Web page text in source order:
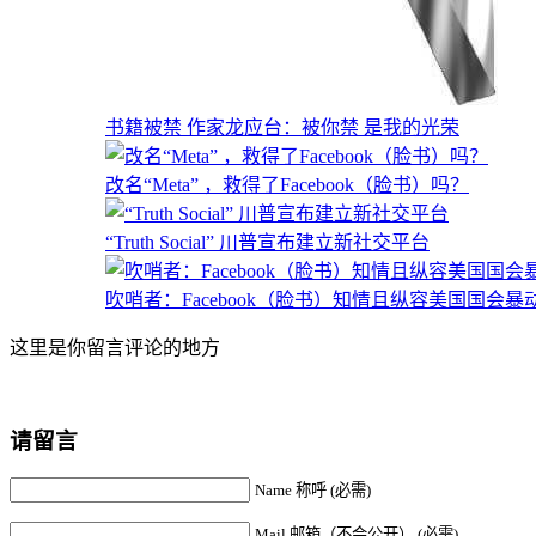
书籍被禁 作家龙应台：被你禁 是我的光荣
改名“Meta” ，救得了Facebook（脸书）吗？
“Truth Social” 川普宣布建立新社交平台
吹哨者：Facebook（脸书）知情且纵容美国国会暴
这里是你留言评论的地方
请留言
Name 称呼 (必需)